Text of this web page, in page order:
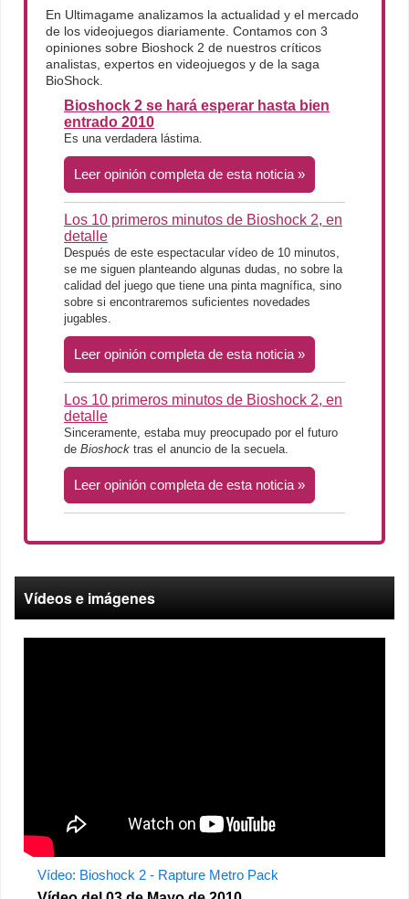
En Ultimagame analizamos la actualidad y el mercado
de los videojuegos diariamente. Contamos con 3
opiniones sobre Bioshock 2 de nuestros críticos
analistas, expertos en videojuegos y de la saga
BioShock.
Bioshock 2 se hará esperar hasta bien
entrado 2010
Es una verdadera lástima.
Leer opinión completa de esta noticia
Los 10 primeros minutos de Bioshock 2, en
detalle
Después de este espectacular vídeo de 10 minutos,
se me siguen planteando algunas dudas, no sobre la
calidad del juego que tiene una pinta magnífica, sino
sobre si encontraremos suficientes novedades
jugables.
Leer opinión completa de esta noticia
Los 10 primeros minutos de Bioshock 2, en
detalle
Sinceramente, estaba muy preocupado por el futuro
de Bioshock tras el anuncio de la secuela.
Leer opinión completa de esta noticia
Vídeos e imágenes
Vídeo: Bioshock 2 - Rapture Metro Pack